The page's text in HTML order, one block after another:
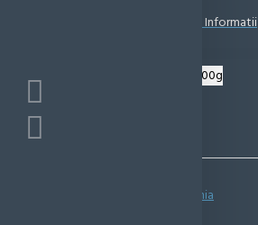
Solicita Informatii
Spune-ţi opinia